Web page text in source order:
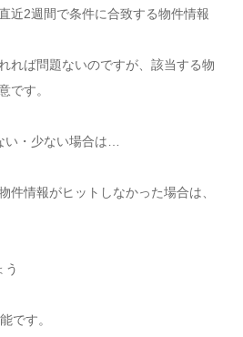
近2週間で条件に合致する物件情報
れば問題ないのですが、該当する物
です。
い・少ない場合は…
件情報がヒットしなかった場合は、
う
です。